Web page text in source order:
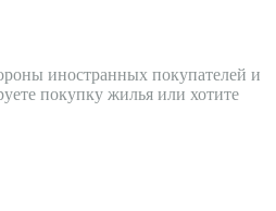
иностранных покупателей и
покупку жилья или хотите